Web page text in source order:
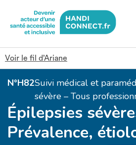
Voir le fil d’Ariane
N°H82Suivi médical et
sévère – Tous
Épilepsies
Prévalence,